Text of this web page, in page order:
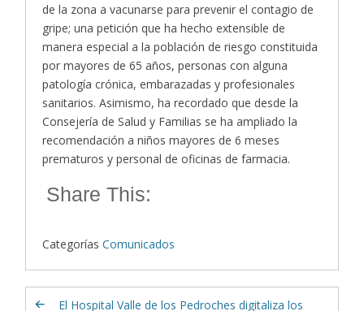
de la zona a vacunarse para prevenir el contagio de
gripe; una petición que ha hecho extensible de
manera especial a la población de riesgo constituida
por mayores de 65 años, personas con alguna
patología crónica, embarazadas y profesionales
sanitarios. Asimismo, ha recordado que desde la
Consejería de Salud y Familias se ha ampliado la
recomendación a niños mayores de 6 meses
prematuros y personal de oficinas de farmacia.
Share This:
Categorías Comunicados
El Hospital Valle de los Pedroches digitaliza los